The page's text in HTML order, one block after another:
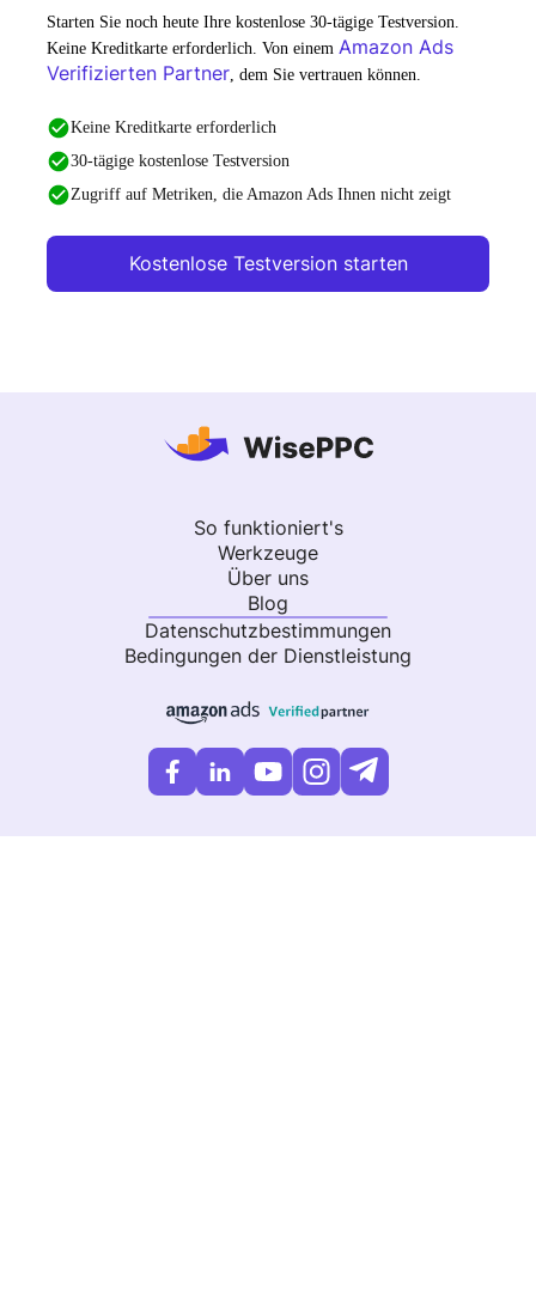
Starten Sie noch heute Ihre kostenlose 30-tägige Testversion.
Keine Kreditkarte erforderlich. Von einem Amazon Ads
Verifizierten Partner, dem Sie vertrauen können.
Keine Kreditkarte erforderlich
30-tägige kostenlose Testversion
Zugriff auf Metriken, die Amazon Ads Ihnen nicht zeigt
Kostenlose Testversion starten
So funktioniert's
Werkzeuge
Über uns
Blog
Datenschutzbestimmungen
Bedingungen der Dienstleistung